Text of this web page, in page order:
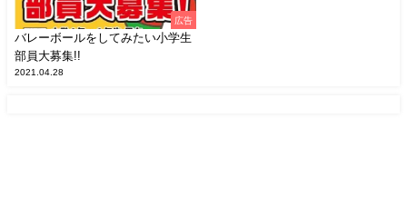
広告
バレーボールをしてみたい小学生
部員大募集!!
2021.04.28